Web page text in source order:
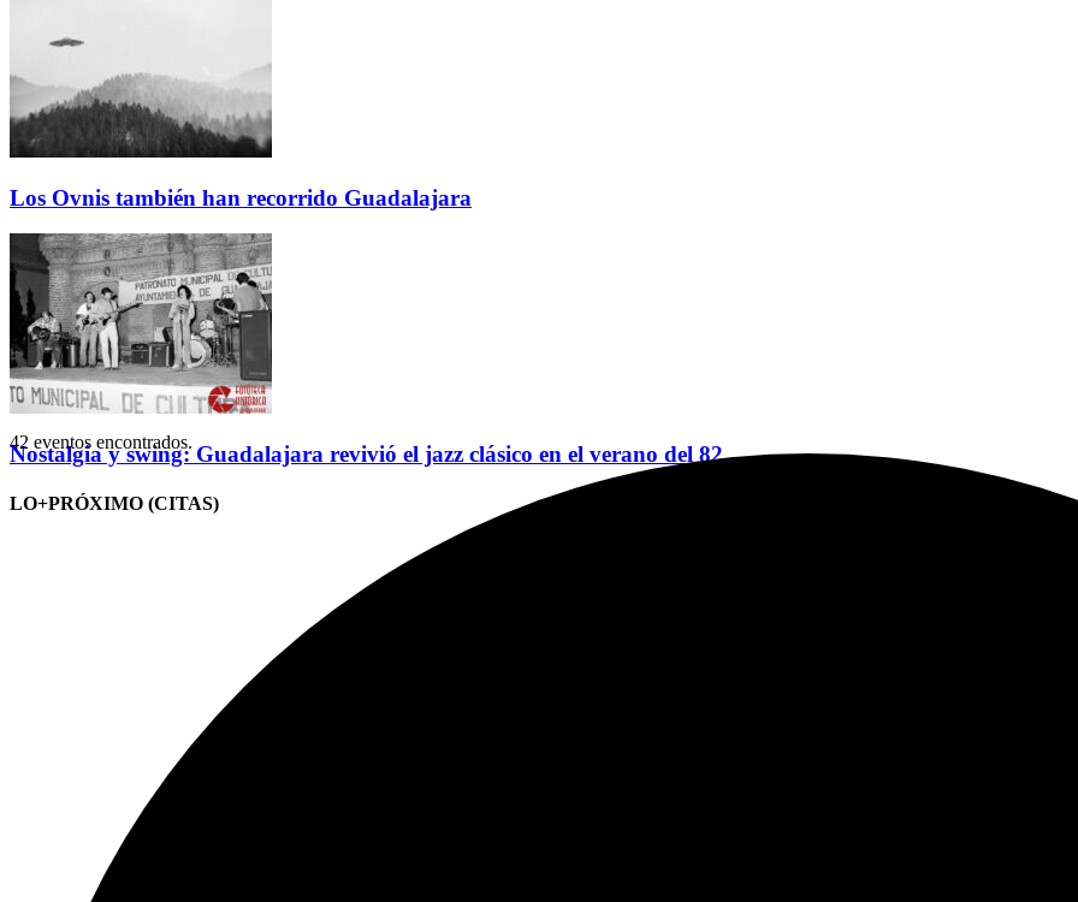
Los Ovnis también han recorrido Guadalajara
Nostalgia y swing: Guadalajara revivió el jazz clásico en el verano del 82
LO+PRÓXIMO (CITAS)
42 eventos encontrados.